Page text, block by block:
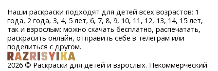
Наши раскраски подходят для детей всех возрастов: 1
года, 2 года, 3, 4, 5 лет, 6, 7, 8, 9, 10, 11, 12, 13, 14, 15 лет,
так и взрослым: можно скачать бесплатно, распечатать,
раскрасить онлайн, отправить себе в телеграм или
поделиться с другом.
2026 © Раскраски для детей и взрослых. Некоммерческий